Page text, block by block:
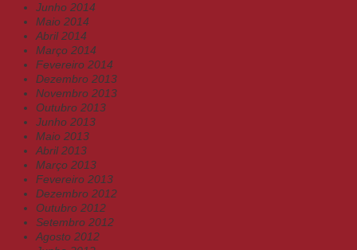
Junho 2014
Maio 2014
Abril 2014
Março 2014
Fevereiro 2014
Dezembro 2013
Novembro 2013
Outubro 2013
Junho 2013
Maio 2013
Abril 2013
Março 2013
Fevereiro 2013
Dezembro 2012
Outubro 2012
Setembro 2012
Agosto 2012